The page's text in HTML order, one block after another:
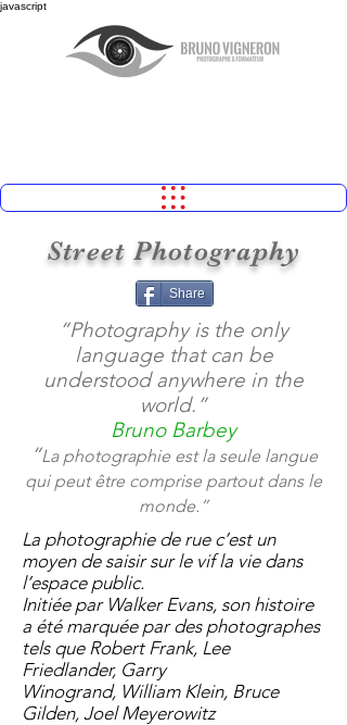
javascript
Street Photography
Share
“Photography is the only
language that can be
understood anywhere in the
world.”
Bruno Barbey
“La photographie est la seule langue
qui peut être comprise partout dans le
monde.”
La photographie de rue c’est un
moyen de saisir sur le vif la vie dans
l’espace public.
Initiée par Walker Evans, son histoire
a été marquée par des photographes
tels que Robert Frank, Lee
Friedlander, Garry
Winogrand, William Klein, Bruce
Gilden, Joel Meyerowitz